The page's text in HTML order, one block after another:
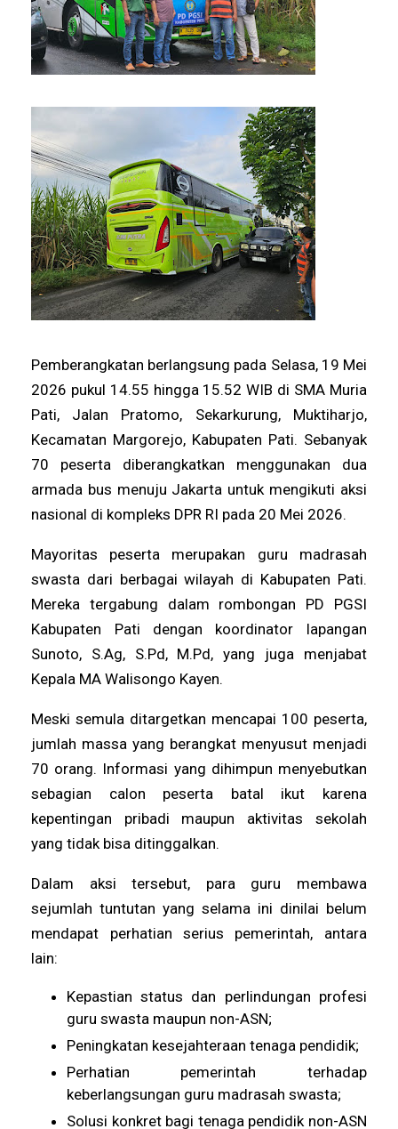
Pemberangkatan berlangsung pada Selasa, 19 Mei
2026 pukul 14.55 hingga 15.52 WIB di SMA Muria
Pati, Jalan Pratomo, Sekarkurung, Muktiharjo,
Kecamatan Margorejo, Kabupaten Pati. Sebanyak
70 peserta diberangkatkan menggunakan dua
armada bus menuju Jakarta untuk mengikuti aksi
nasional di kompleks DPR RI pada 20 Mei 2026.
Mayoritas peserta merupakan guru madrasah
swasta dari berbagai wilayah di Kabupaten Pati.
Mereka tergabung dalam rombongan PD PGSI
Kabupaten Pati dengan koordinator lapangan
Sunoto, S.Ag, S.Pd, M.Pd, yang juga menjabat
Kepala MA Walisongo Kayen.
Meski semula ditargetkan mencapai 100 peserta,
jumlah massa yang berangkat menyusut menjadi
70 orang. Informasi yang dihimpun menyebutkan
sebagian calon peserta batal ikut karena
kepentingan pribadi maupun aktivitas sekolah
yang tidak bisa ditinggalkan.
Dalam aksi tersebut, para guru membawa
sejumlah tuntutan yang selama ini dinilai belum
mendapat perhatian serius pemerintah, antara
lain:
Kepastian status dan perlindungan profesi
guru swasta maupun non-ASN;
Peningkatan kesejahteraan tenaga pendidik;
Perhatian pemerintah terhadap
keberlangsungan guru madrasah swasta;
Solusi konkret bagi tenaga pendidik non-ASN